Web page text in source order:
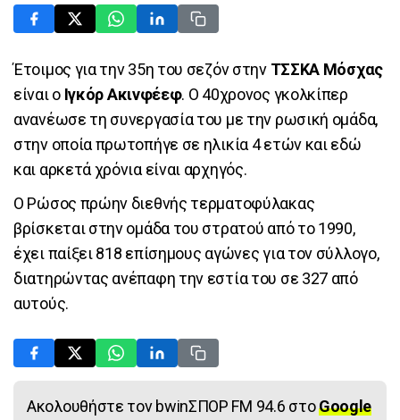
Έτοιμος για την 35η του σεζόν στηνΤΣΣΚΑ Μόσχας
είναι ο Ιγκόρ Ακινφέεφ. Ο 40χρονος γκολκίπερ
ανανέωσε τη συνεργασία του με την ρωσική ομάδα,
στην οποία πρωτοπήγε σε ηλικία 4 ετών και εδώ
και αρκετά χρόνια είναι αρχηγός.
Ο Ρώσος πρώην διεθνής τερματοφύλακας
βρίσκεται στην ομάδα του στρατού από το 1990,
έχει παίξει 818 επίσημους αγώνες για τον σύλλογο,
διατηρώντας ανέπαφη την εστία του σε 327 από
αυτούς.
Ακολουθήστε τον bwinΣΠΟΡ FM 94.6 στοGoogle